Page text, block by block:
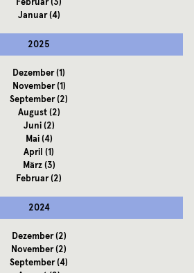
Januar(4)
2025
Dezember(1)
November(1)
September(2)
August(2)
Juni(2)
Mai(4)
April (1)
März(3)
Februar(2)
2024
Dezember(2)
November(2)
September(4)